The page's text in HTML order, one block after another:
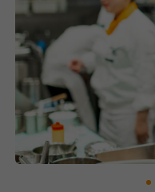
当初は関西エリアを中
が、現在は関東エリ
順調に事業拡大をして